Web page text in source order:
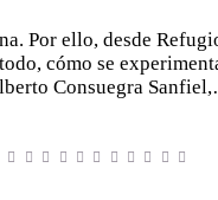
Por ello, desde
cómo se
Consuegra